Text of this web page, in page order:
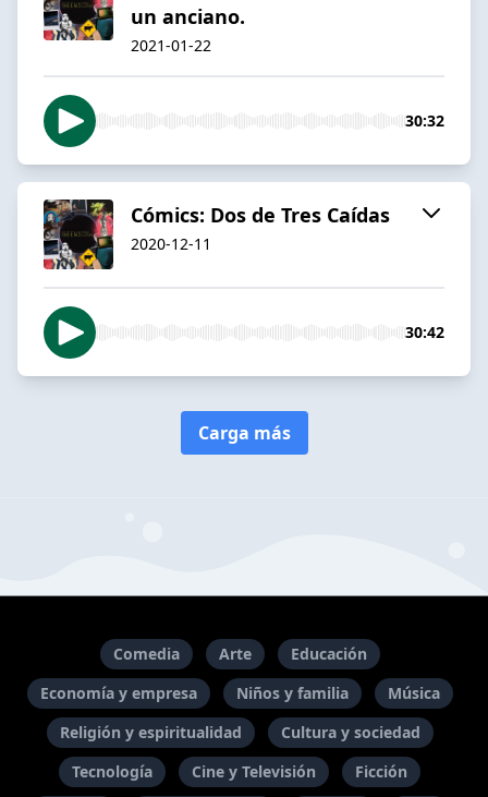
un anciano.
2021-01-22
30:32
Cómics: Dos de Tres Caídas
2020-12-11
30:42
Carga más
Comedia Arte
Educación
Economía y empresa
Niños y familia
Música
Religión y espiritualidad
Cultura y sociedad
Tecnología
Cine y Televisión Ficción